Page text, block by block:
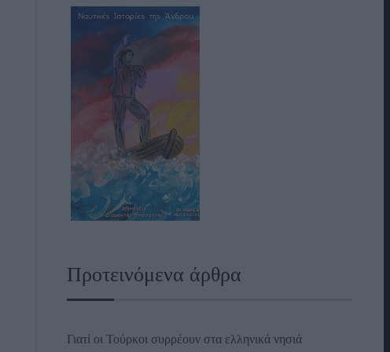
Προτεινόμενα άρθρα
Γιατί οι Τούρκοι συρρέουν στα ελληνικά νησιά